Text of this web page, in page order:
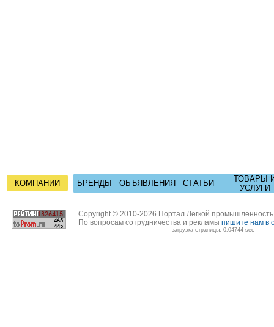
КОМПАНИИ БРЕНДЫ ОБЪЯВЛЕНИЯ СТАТЬИ
ТОВАРЫ
УСЛУГИ
Copyright © 2010-2026 Портал Легкой
По вопросам сотрудничества и рекламы пишите нам в
загрузка страницы: 0.04744 sec